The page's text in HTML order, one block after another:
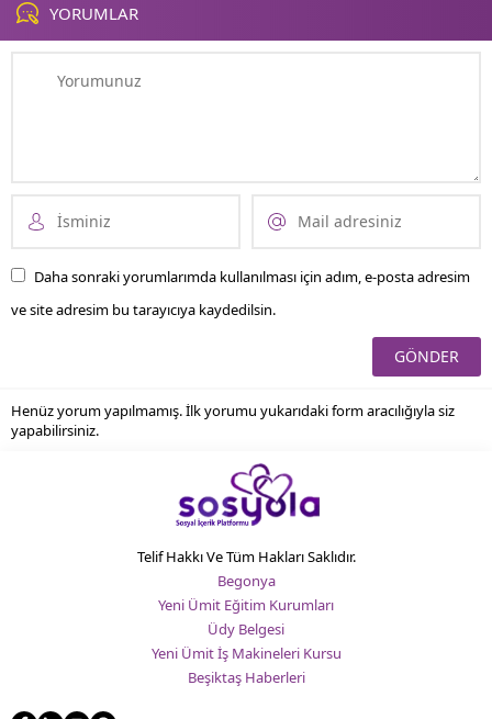
YORUMLAR
Daha sonraki yorumlarımda kullanılması için adım, e-posta adresim
ve site adresim bu tarayıcıya kaydedilsin.
Henüz yorum yapılmamış. İlk yorumu yukarıdaki form aracılığıyla siz
yapabilirsiniz.
Telif Hakkı Ve Tüm Hakları Saklıdır.
Begonya
Yeni Ümit Eğitim Kurumları
Üdy Belgesi
Yeni Ümit İş Makineleri Kursu
Beşiktaş Haberleri